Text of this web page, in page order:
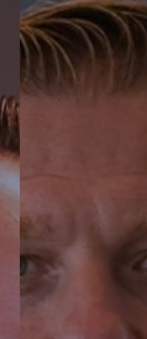
vestigingen in
Duitsland.